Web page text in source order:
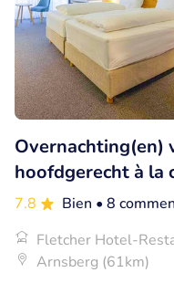
Overnachting(en)
hoofdgerecht à la
7.8 Bien • 8
Fletcher Hotel-
Arnsberg (61km)